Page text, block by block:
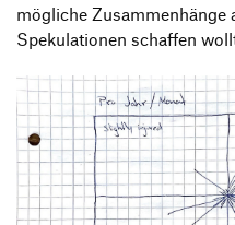
mögliche Zusammenhänge
Spekulationen schaffen